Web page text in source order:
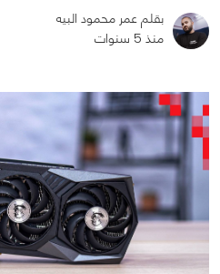
بقلم عمر محمود البيه
منذ 5 سنوات